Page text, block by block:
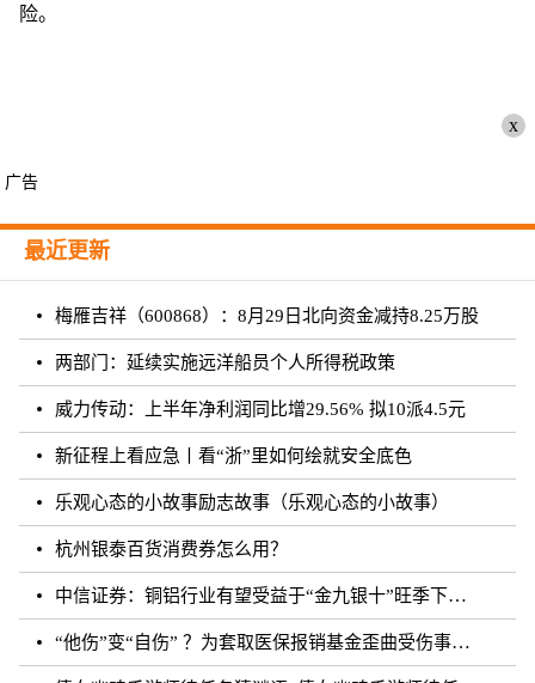
险。
x
广告
最近更新
梅雁吉祥（600868）：8月29日北向资金减持8.25万股
两部门：延续实施远洋船员个人所得税政策
威力传动：上半年净利润同比增29.56% 拟10派4.5元
新征程上看应急丨看“浙”里如何绘就安全底色
乐观心态的小故事励志故事（乐观心态的小故事）
杭州银泰百货消费券怎么用？
中信证券：铜铝行业有望受益于“金九银十”旺季下的需求增长
“他伤”变“自伤” ？为套取医保报销基金歪曲受伤事实 罚！